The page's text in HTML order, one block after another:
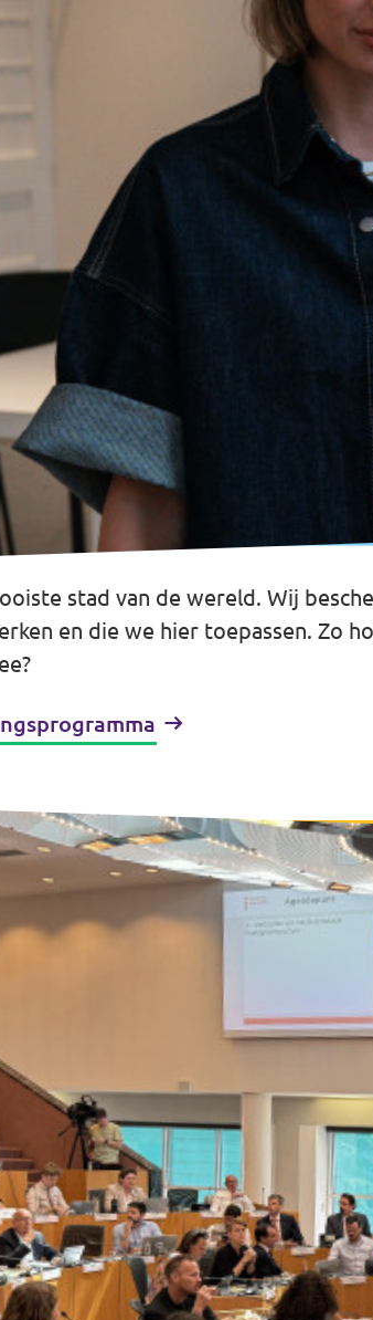
afdelingen
stad van de wereld. Wij
en die we hier toepassen. Zo